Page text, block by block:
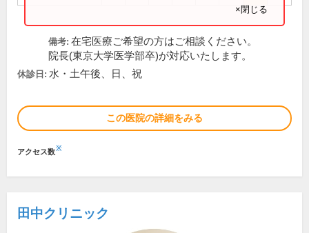
×閉じる
備考: 在宅医療ご希望の方はご相談ください。
院長(東京大学医学部卒)が対応いたします。
休診日: 水・土午後、日、祝
この医院の詳細をみる
アクセス数※
田中クリニック